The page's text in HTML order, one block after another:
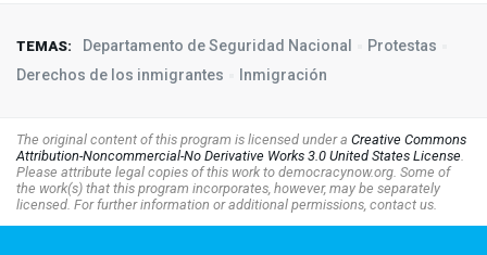
TEMAS: Departamento de Seguridad Nacional
Protestas
Derechos de los inmigrantes
Inmigración
The original content of this program is licensed under a Creative Commons
Attribution-Noncommercial-No Derivative Works 3.0 United States License.
Please attribute legal copies of this work to democracynow.org. Some of
the work(s) that this program incorporates, however, may be separately
licensed. For further information or additional permissions, contact us.